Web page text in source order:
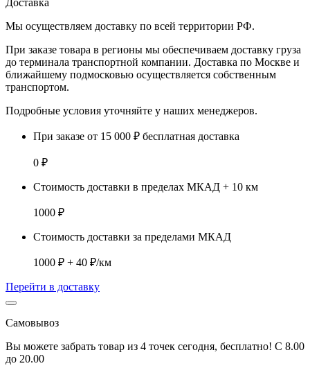
Мы осуществляем доставку по всей территории РФ.
При заказе товара в регионы мы обеспечиваем доставку груза
до терминала транспортной компании. Доставка по Москве и
ближайшему подмосковью осуществляется собственным
транспортом.
Подробные условия уточняйте у наших менеджеров.
При заказе от 15 000 ₽ бесплатная доставка
0 ₽
Стоимость доставки в пределах МКАД + 10 км
1000 ₽
Стоимость доставки за пределами МКАД
1000 ₽ + 40 ₽/км
Перейти в доставку
Самовывоз
Вы можете забрать товар из 4 точек сегодня, бесплатно! С 8.00
до 20.00